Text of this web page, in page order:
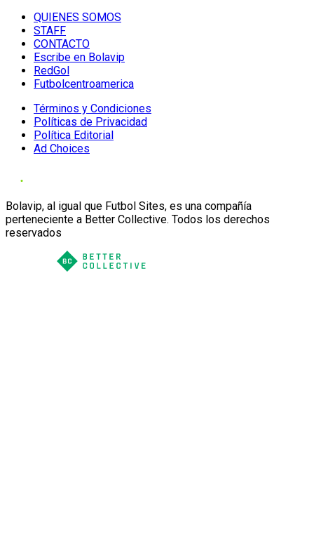
QUIENES SOMOS
STAFF
CONTACTO
Escribe en Bolavip
RedGol
Futbolcentroamerica
Términos y Condiciones
Políticas de Privacidad
Política Editorial
Ad Choices
Bolavip, al igual que Futbol Sites, es una compañía
perteneciente a Better Collective. Todos los derechos
reservados